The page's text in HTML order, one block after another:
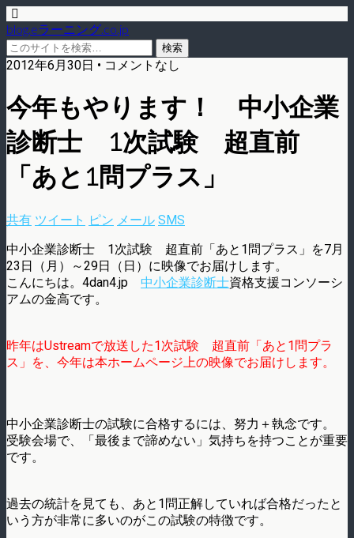
blog.eラーニング.co.jp
2012年6月30日 • コメントなし
今年もやります！ 中小企業
診断士 1次試験 超直前
「あと1問プラス」
共有 ツイート ピン メール SMS
中小企業診断士 1次試験 超直前「あと1問プラス」を7月
23日（月）～29日（日）に映像でお届けします。
こんにちは。4dan4.jp 中小企業診断士資格支援コンソーシ
アムの金高です。
昨年はUstreamで放送した1次試験 超直前「あと1問プラ
ス」を、今年は本ホームページ上の映像でお届けします。
中小企業診断士の試験に合格するには、努力＋執念です。
受験会場で、「最後まで諦めない」気持ちを持つことが重要
です。
過去の統計を見ても、あと1問正解していれば合格だったと
いう方が非常に多いのがこの試験の特徴です。